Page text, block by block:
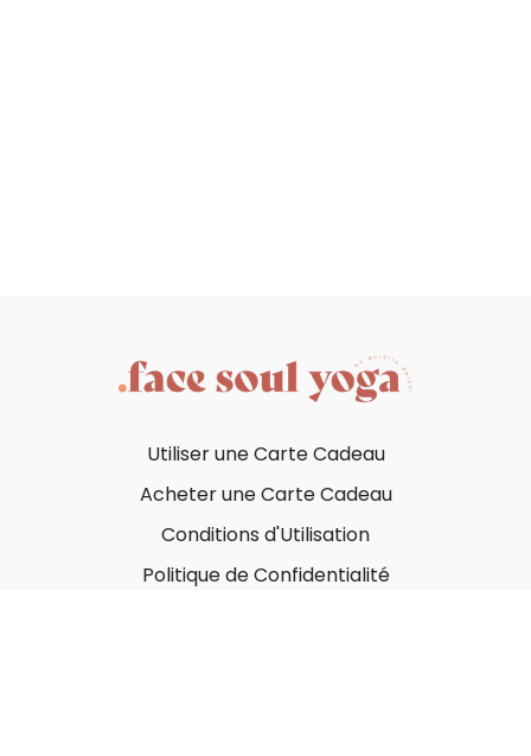
Utiliser une Carte Cadeau
Acheter une Carte Cadeau
Conditions d'Utilisation
Politique de Confidentialité